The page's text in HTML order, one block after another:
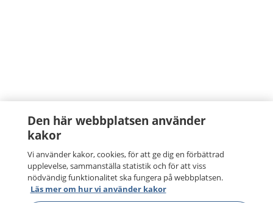
Den här webbplatsen använder
kakor
Vi använder kakor, cookies, för att ge dig en förbättrad
upplevelse, sammanställa statistik och för att viss
nödvändig funktionalitet ska fungera på webbplatsen.
Läs mer om hur vi använder kakor